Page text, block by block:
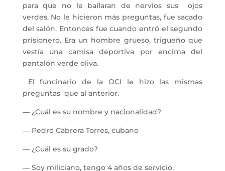
para que no le bailaran de nervios sus ojos
verdes. No le hicieron más preguntas, fue sacado
del salón. Entonces fue cuando entró el segundo
prisionero. Era un hombre grueso, trigueño que
vestía una camisa deportiva por encima del
pantalón verde oliva.
El funcinario de la OCI le hizo las mismas
preguntas que al anterior.
― ¿Cuál es su nombre y nacionalidad?
― Pedro Cabrera Torres, cubano
― ¿Cuál es su grado?
― Soy miliciano, tengo 4 años de servicio.